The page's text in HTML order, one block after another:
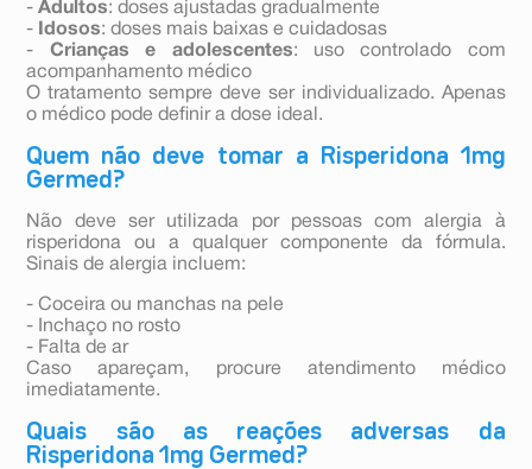
-Adultos: doses ajustadas gradualmente
-
Idosos: doses mais baixas e cuidadosas
- Crianças e adolescentes: uso controlado com
acompanhamento médico
O tratamento sempre deve ser individualizado. Apenas
o médico pode definir a dose ideal.
Quem não deve tomar a Risperidona 1mg
Germed?
Não deve ser utilizada por pessoas com alergia à
risperidona ou a qualquer componente da fórmula.
Sinais de alergia incluem:
- Coceira ou manchas na pele
- Inchaço no rosto
- Falta de ar
Caso apareçam, procure atendimento médico
imediatamente.
Quais são as reações adversas da
Risperidona 1mg Germed?